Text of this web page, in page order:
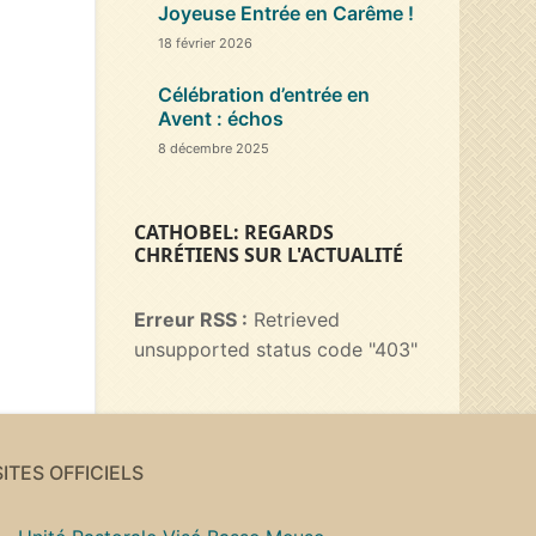
Joyeuse Entrée en Carême !
18 février 2026
Célébration d’entrée en
Avent : échos
8 décembre 2025
CATHOBEL: REGARDS
CHRÉTIENS SUR L'ACTUALITÉ
Erreur RSS : Retrieved
unsupported status code "403"
OFFICIELS